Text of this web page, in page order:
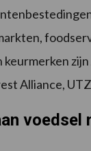
Alliance,